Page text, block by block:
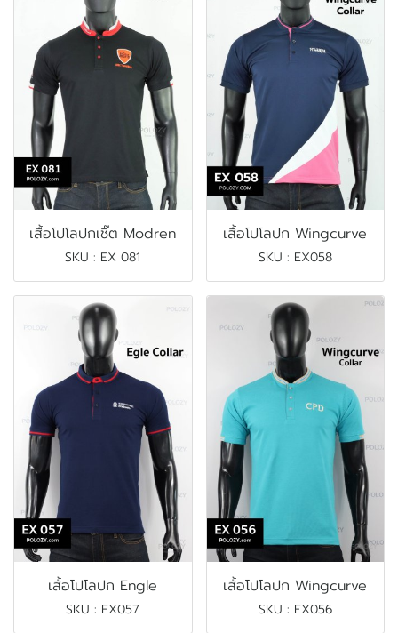
เสื้อโปโลปกเชิ๊ต Modren
SKU : EX 081
เสื้อโปโลปก Wingcurve
SKU : EX058
เสื้อโปโลปก Engle
SKU : EX057
เสื้อโปโลปก Wingcurve
SKU : EX056